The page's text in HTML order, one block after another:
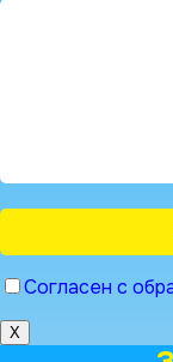
Согласен с
X